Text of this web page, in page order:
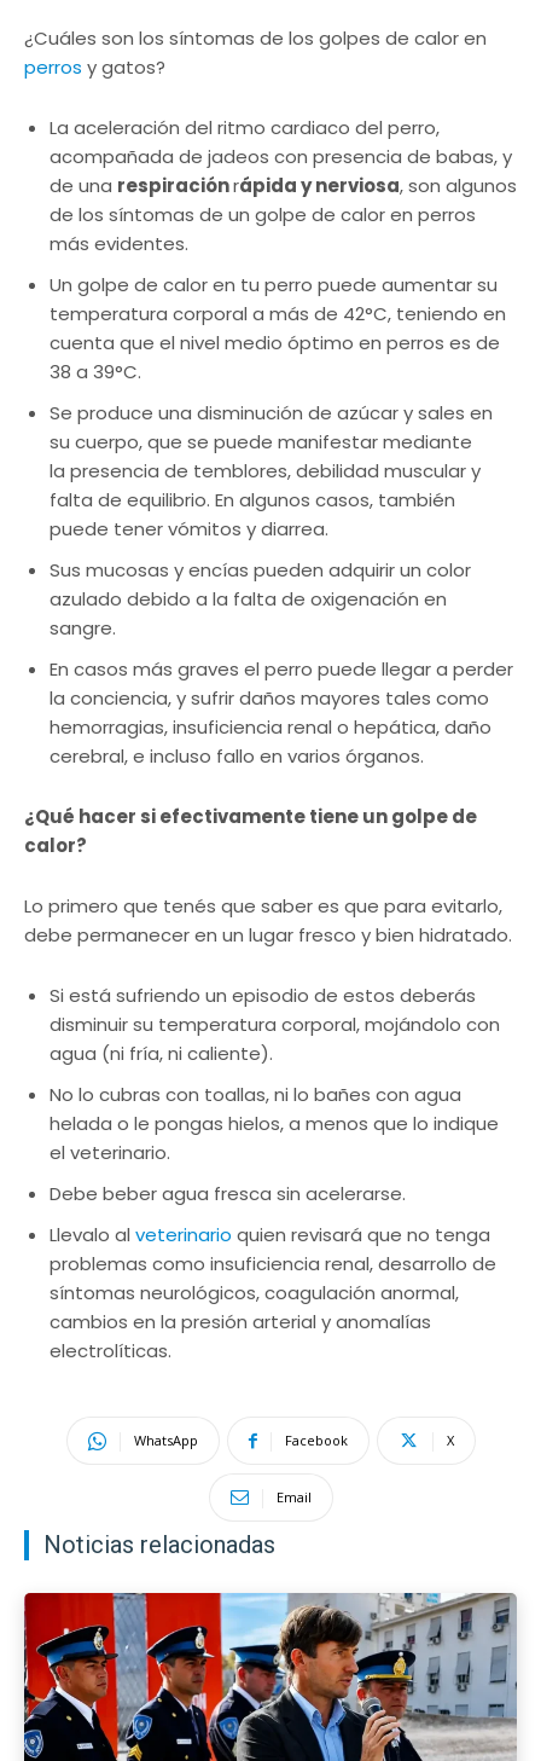
¿Cuáles son los síntomas de los golpes de calor en
perros y gatos?
La aceleración del ritmo cardiaco del perro,
acompañada de jadeos con presencia de babas, y
de una respiraciónrápida y nerviosa, son algunos
de los síntomas de un golpe de calor en perros
más evidentes.
Un golpe de calor en tu perro puede aumentar su
temperatura corporal a más de 42°C, teniendo en
cuenta que el nivel medio óptimo en perros es de
38 a 39°C.
Se produce una disminución de azúcar y sales en
su cuerpo, que se puede manifestar mediante
la presencia de temblores, debilidad muscular y
falta de equilibrio. En algunos casos, también
puede tener vómitos y diarrea.
Sus mucosas y encías pueden adquirir un color
azulado debido a la falta de oxigenación en
sangre.
En casos más graves el perro puede llegar a perder
la conciencia, y sufrir daños mayores tales como
hemorragias, insuficiencia renal o hepática, daño
cerebral, e incluso fallo en varios órganos.
¿Qué hacer si efectivamente tiene un golpe de
calor?
Lo primero que tenés que saber es que para evitarlo,
debe permanecer en un lugar fresco y bien hidratado.
Si está sufriendo un episodio de estos deberás
disminuir su temperatura corporal, mojándolo con
agua (ni fría, ni caliente).
No lo cubras con toallas, ni lo bañes con agua
helada o le pongas hielos, a menos que lo indique
el veterinario.
Debe beber agua fresca sin acelerarse.
Llevalo al veterinario quien revisará que no tenga
problemas como insuficiencia renal, desarrollo de
síntomas neurológicos, coagulación anormal,
cambios en la presión arterial y anomalías
electrolíticas.
WhatsApp Facebook X
Email
Noticias relacionadas